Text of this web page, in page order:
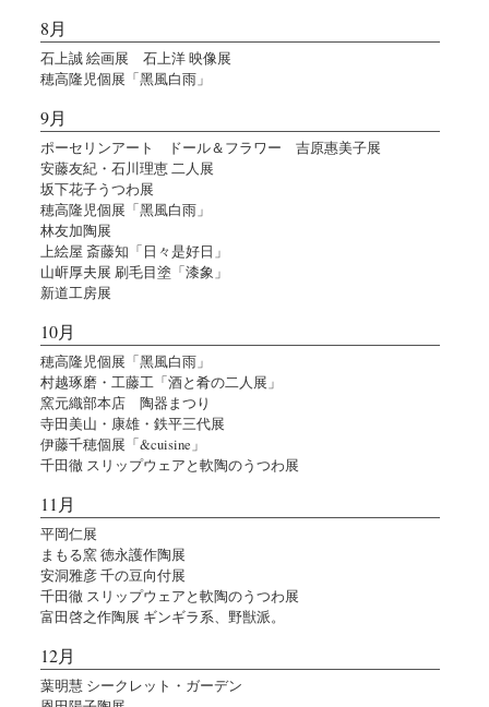
8月
石上誠 絵画展 石上洋 映像展
穂高隆児個展「黑風白雨」
9月
ポーセリンアート ドール＆フラワー 吉原惠美子展
安藤友紀・石川理恵 二人展
坂下花子うつわ展
穂高隆児個展「黑風白雨」
林友加陶展
上絵屋 斎藤知「日々是好日」
山㟁厚夫展 刷毛目塗「漆象」
新道工房展
10月
穂高隆児個展「黑風白雨」
村越琢磨・工藤工「酒と肴の二人展」
窯元織部本店 陶器まつり
寺田美山・康雄・鉄平三代展
伊藤千穂個展「&cuisine」
千田徹 スリップウェアと軟陶のうつわ展
11月
平岡仁展
まもる窯 徳永護作陶展
安洞雅彦 千の豆向付展
千田徹 スリップウェアと軟陶のうつわ展
富田啓之作陶展 ギンギラ系、野獣派。
12月
葉明慧 シークレット・ガーデン